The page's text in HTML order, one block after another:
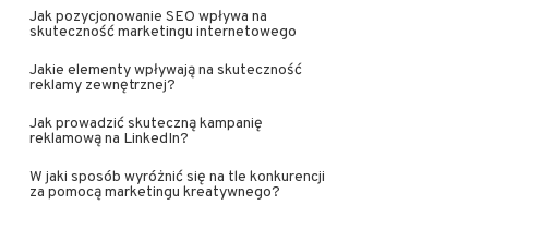
Jak pozycjonowanie SEO wpływa na
skuteczność marketingu internetowego
Jakie elementy wpływają na skuteczność
reklamy zewnętrznej?
Jak prowadzić skuteczną kampanię
reklamową na LinkedIn?
W jaki sposób wyróżnić się na tle konkurencji
za pomocą marketingu kreatywnego?